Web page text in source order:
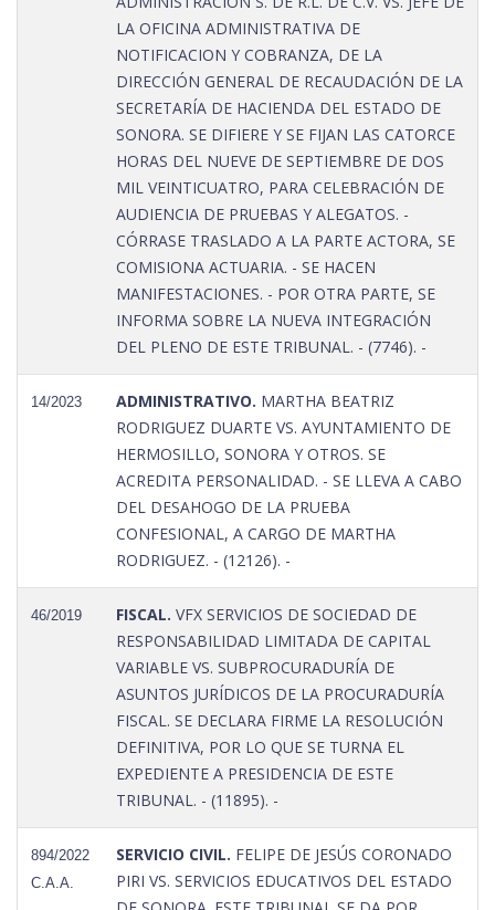
LA OFICINA ADMINISTRATIVA DE
NOTIFICACION Y COBRANZA, DE LA
DIRECCIÓN GENERAL DE RECAUDACIÓN DE LA
SECRETARÍA DE HACIENDA DEL ESTADO DE
SONORA. SE DIFIERE Y SE FIJAN LAS CATORCE
HORAS DEL NUEVE DE SEPTIEMBRE DE DOS
MIL VEINTICUATRO, PARA CELEBRACIÓN DE
AUDIENCIA DE PRUEBAS Y ALEGATOS. -
CÓRRASE TRASLADO A LA PARTE ACTORA, SE
COMISIONA ACTUARIA. - SE HACEN
MANIFESTACIONES. - POR OTRA PARTE, SE
INFORMA SOBRE LA NUEVA INTEGRACIÓN
DEL PLENO DE ESTE TRIBUNAL. - (7746). -
14/2023 ADMINISTRATIVO. MARTHA BEATRIZ
RODRIGUEZ DUARTE VS. AYUNTAMIENTO DE
HERMOSILLO, SONORA Y OTROS. SE
ACREDITA PERSONALIDAD. - SE LLEVA A CABO
DEL DESAHOGO DE LA PRUEBA
CONFESIONAL, A CARGO DE MARTHA
RODRIGUEZ. - (12126). -
46/2019 FISCAL. VFX SERVICIOS DE SOCIEDAD DE
RESPONSABILIDAD LIMITADA DE CAPITAL
VARIABLE VS. SUBPROCURADURÍA DE
ASUNTOS JURÍDICOS DE LA PROCURADURÍA
FISCAL. SE DECLARA FIRME LA RESOLUCIÓN
DEFINITIVA, POR LO QUE SE TURNA EL
EXPEDIENTE A PRESIDENCIA DE ESTE
TRIBUNAL. - (11895). -
894/2022
C.A.A.
SERVICIO CIVIL. FELIPE DE JESÚS CORONADO
PIRI VS. SERVICIOS EDUCATIVOS DEL ESTADO